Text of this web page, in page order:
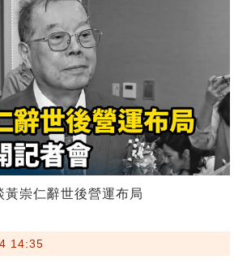
黃崇仁辭世後營運布局
14:35